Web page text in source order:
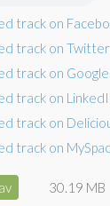
30.19 MB